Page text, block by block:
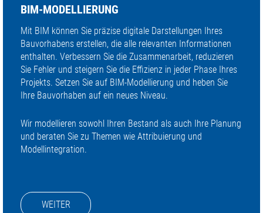
BIM-MODELLIERUNG
Mit BIM können Sie präzise digitale Darstellungen Ihres
Bauvorhabens erstellen, die alle relevanten Informationen
enthalten. Verbessern Sie die Zusammenarbeit, reduzieren
Sie Fehler und steigern Sie die Effizienz in jeder Phase Ihres
Projekts. Setzen Sie auf BIM-Modellierung und heben Sie
Ihre Bauvorhaben auf ein neues Niveau.
Wir modellieren sowohl Ihren Bestand als auch Ihre Planung
und beraten Sie zu Themen wie Attribuierung und
Modellintegration.
WEITER